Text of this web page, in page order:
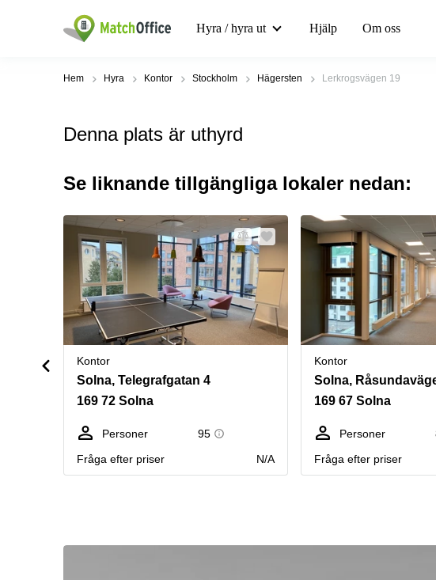
Hyra / hyra ut Hjälp Om oss
Hem Hyra Kontor Stockholm Hägersten Lerkrogsvägen 19
Denna plats är uthyrd
Se liknande tillgängliga lokaler nedan:
Kontor
Solna, Telegrafgatan 4
169 72 Solna
Personer
95
Fråga efter priser
N/A
Kontor
Solna,
169 67 Solna
Personer
Fråga efter priser